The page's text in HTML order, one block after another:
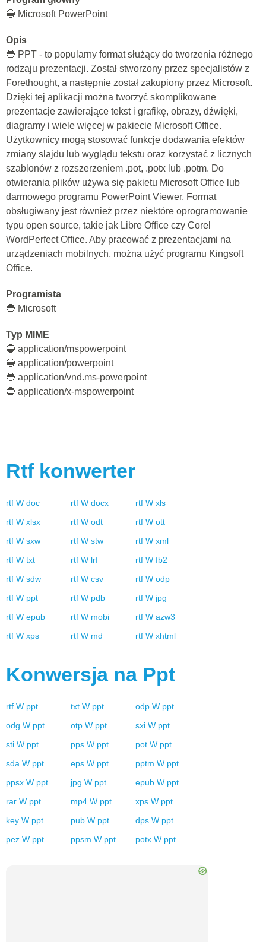
🔵 Microsoft PowerPoint
Opis
🔵 PPT - to popularny format służący do tworzenia różnego
rodzaju prezentacji. Został stworzony przez specjalistów z
Forethought, a następnie został zakupiony przez Microsoft.
Dzięki tej aplikacji można tworzyć skomplikowane
prezentacje zawierające tekst i grafikę, obrazy, dźwięki,
diagramy i wiele więcej w pakiecie Microsoft Office.
Użytkownicy mogą stosować funkcje dodawania efektów
zmiany slajdu lub wyglądu tekstu oraz korzystać z licznych
szablonów z rozszerzeniem .pot, .potx lub .potm. Do
otwierania plików używa się pakietu Microsoft Office lub
darmowego programu PowerPoint Viewer. Format
obsługiwany jest również przez niektóre oprogramowanie
typu open source, takie jak Libre Office czy Corel
WordPerfect Office. Aby pracować z prezentacjami na
urządzeniach mobilnych, można użyć programu Kingsoft
Office.
Programista
🔵 Microsoft
Typ MIME
🔵 application/mspowerpoint
🔵 application/powerpoint
🔵 application/vnd.ms-powerpoint
🔵 application/x-mspowerpoint
Rtf konwerter
rtf W doc rtf W docx rtf W xls
rtf W xlsx rtf W odt rtf W ott
rtf W sxw rtf W stw rtf W xml
rtf W txt rtf W lrf rtf W fb2
rtf W sdw rtf W csv rtf W odp
rtf W ppt rtf W pdb rtf W jpg
rtf W epub rtf W mobi rtf W azw3
rtf W xps rtf W md rtf W xhtml
Konwersja na Ppt
rtf W ppt txt W ppt odp W ppt
odg W ppt otp W ppt sxi W ppt
sti W ppt pps W ppt pot W ppt
sda W ppt eps W ppt pptm W ppt
ppsx W ppt jpg W ppt epub W ppt
rar W ppt mp4 W ppt xps W ppt
key W ppt pub W ppt dps W ppt
pez W ppt ppsm W ppt potx W ppt